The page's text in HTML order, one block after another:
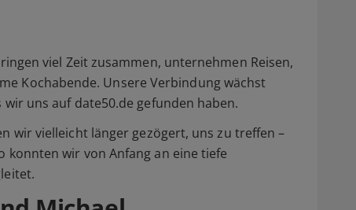
viel Zeit zusammen, unternehmen Reisen,
Kochabende. Unsere Verbindung wächst
uns auf date50.de gefunden haben.
wir vielleicht länger gezögert, uns zu treffen –
konnten wir von Anfang an eine tiefe